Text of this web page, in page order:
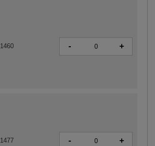
- +
- +